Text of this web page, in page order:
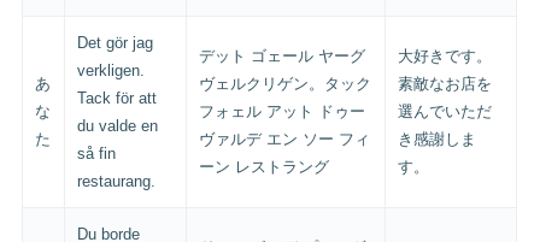
あ
な
た
Det gör jag
verkligen.
Tack för att
du valde en
så fin
restaurang.
デット ゴェール ヤーグ
ヴェルクリゲン。タック
フォェル アット ドゥー
ヴァルデ エン ソー フィ
ーン レストラング
大好きです。
素敵なお店を
選んでいただ
き感謝しま
す。
Du borde